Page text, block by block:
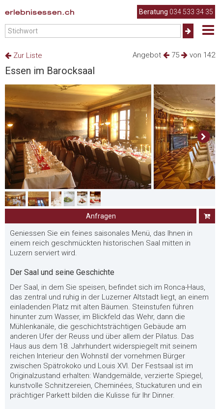
erlebnisessen.ch Beratung 034 533 34 35
Angebot 75 von 142
Zur Liste
Essen im Barocksaal
Anfragen
Geniessen Sie ein feines saisonales Menü, das Ihnen in
einem reich geschmückten historischen Saal mitten in
Luzern serviert wird.
Der Saal und seine Geschichte
Der Saal, in dem Sie speisen, befindet sich im Ronca-Haus,
das zentral und ruhig in der Luzerner Altstadt liegt, an einem
einladenden Platz mit alten Bäumen. Steinstufen führen
hinunter zum Wasser, im Blickfeld das Wehr, dann die
Mühlenkanäle, die geschichtsträchtigen Gebäude am
anderen Ufer der Reuss und über allem der Pilatus. Das
Haus aus dem 18. Jahrhundert widerspiegelt mit seinem
reichen Interieur den Wohnstil der vornehmen Bürger
zwischen Spätrokoko und Louis XVI. Der Festsaal ist im
Originalzustand erhalten: Wandgemälde, verzierte Spiegel,
kunstvolle Schnitzereien, Cheminées, Stuckaturen und ein
prächtiger Parkett bilden die Kulisse für Ihr Dinner.